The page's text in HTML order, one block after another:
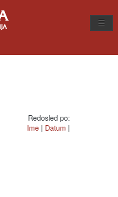
Redosled po:
Ime | Datum |